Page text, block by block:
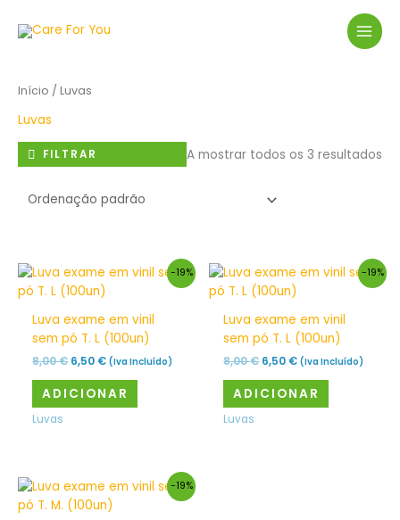
Início / Luvas
Luvas
FILTRAR A mostrar todos os 3 resultados
-19%
Luva exame em vinil
sem pó T. L (100un)
8,00€
O
preço
original
8,00 €.
6,50 €
O
6,50 €.
(Iva Incluído)
ADICIONAR
Luvas
-19%
Luva exame em vinil
sem pó T. L (100un)
8,00€
O
preço
original
8,00 €.
6,50 €
O
6,50 €.
(Iva Incluído)
ADICIONAR
Luvas
-19%
O
preço
original
O
preço
atual